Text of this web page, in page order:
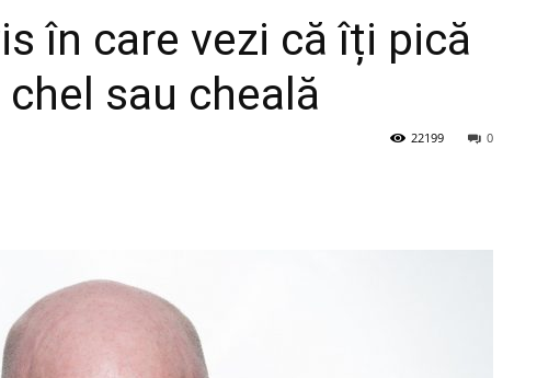
în care vezi că îți pică
sau cheală
0
22199